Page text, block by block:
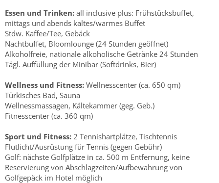
Essen und Trinken: all inclusive plus: Frühstücksbuffet,
mittags und abends kaltes/warmes Buffet
Stdw. Kaffee/Tee, Gebäck
Nachtbuffet, Bloomlounge (24 Stunden geöffnet)
Alkoholfreie, nationale alkoholische Getränke 24 Stunden
Tägl. Auffüllung der Minibar (Softdrinks, Bier)
Wellness und Fitness: Wellnesscenter (ca. 650 qm)
Türkisches Bad, Sauna
Wellnessmassagen, Kältekammer (geg. Geb.)
Fitnesscenter (ca. 360 qm)
Sport und Fitness: 2 Tennishartplätze, Tischtennis
Flutlicht/Ausrüstung für Tennis (gegen Gebühr)
Golf: nächste Golfplätze in ca. 500 m Entfernung, keine
Reservierung von Abschlagzeiten/Aufbewahrung von
Golfgepäck im Hotel möglich